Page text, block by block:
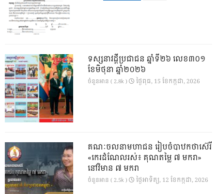
ទស្សនាវដ្ដីប្រជាជន ឆ្នាំទី២៦ លេខ៣០១
ខែមិថុនា ឆ្នាំ២០២៦
ចំនួនអាន ( 2.8k ) ថ្ងៃ​ពុធ, 15 ខែ​កក្កដា, 2026
គណៈចលនាមហាជន រៀបចំបាឋកថាស៊េរី
«កេរដំណែលរស់៖ គុណតម្លៃ ៧ មករា»
នៅវិមាន ៧ មករា
ចំនួនអាន ( 2.5k ) ថ្ងៃ​អាទិត្យ, 12 ខែ​កក្កដា, 2026